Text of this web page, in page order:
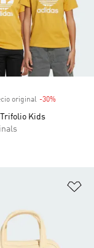
original -30%
Kids